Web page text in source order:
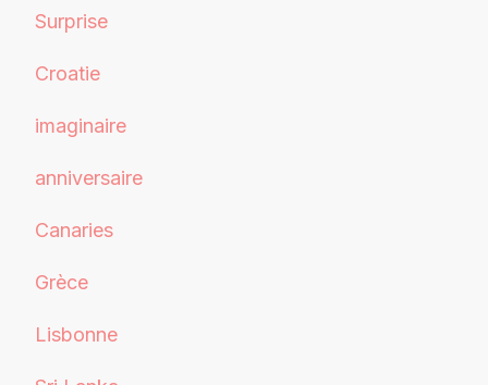
Surprise
Croatie
imaginaire
anniversaire
Canaries
Grèce
Lisbonne